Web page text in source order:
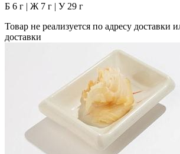
Б 6 г | Ж 7 г | У 29 г
Товар не реализуется по адресу доставки
доставки